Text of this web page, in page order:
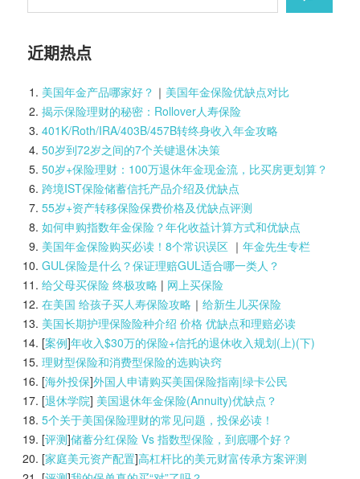
近期热点
美国年金产品哪家好？ ｜ 美国年金保险优缺点对比
揭示保险理财的秘密：Rollover人寿保险
401K/Roth/IRA/403B/457B转终身收入年金攻略
50岁到72岁之间的7个关键退休决策
50岁+保险理财：100万退休年金现金流，比买房更划算？
跨境IST保险储蓄信托产品介绍及优缺点
55岁+资产转移保险保费价格及优缺点评测
如何申购指数年金保险？年化收益计算方式和优缺点
美国年金保险购买必读！8个常识误区｜ 年金先生专栏
GUL保险是什么？保证理赔GUL适合哪一类人？
给父母买保险 终极攻略| 网上买保险
在美国 给孩子买人寿保险攻略｜ 给新生儿买保险
美国长期护理保险险种介绍 价格 优缺点和理赔必读
[案例]年收入$30万的保险+信托的退休收入规划(上)(下)
理财型保险和消费型保险的选购诀窍
[海外投保]外国人申请购买美国保险指南|绿卡公民
[退休学院] 美国退休年金保险(Annuity)优缺点？
5个关于美国保险理财的常见问题，投保必读！
[评测]储蓄分红保险 Vs 指数型保险，到底哪个好？
[家庭美元资产配置]高杠杆比的美元财富传承方案评测